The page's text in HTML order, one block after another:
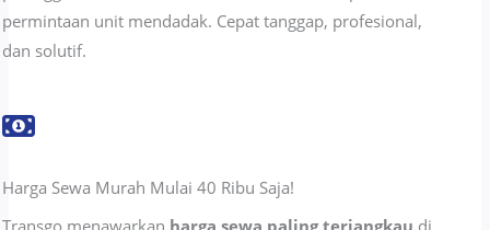
permintaan unit mendadak. Cepat tanggap, profesional,
dan solutif.
Harga Sewa Murah Mulai 40 Ribu Saja!
Transgo menawarkan harga sewa paling terjangkau di